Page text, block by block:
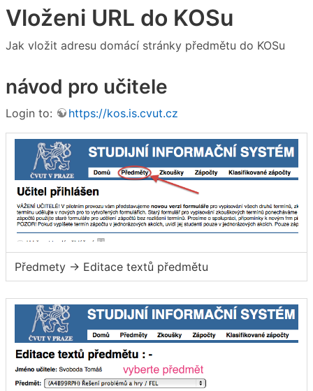
Vloženi URL do KOSu
Jak vložit adresu domácí stránky předmětu do KOSu
návod pro učitele
Login to: https://kos.is.cvut.cz
Předmety → Editace textů předmětu